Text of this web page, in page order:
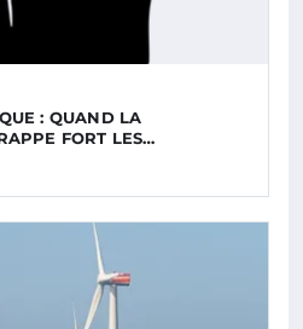
: QUAND LA
FORT LES…